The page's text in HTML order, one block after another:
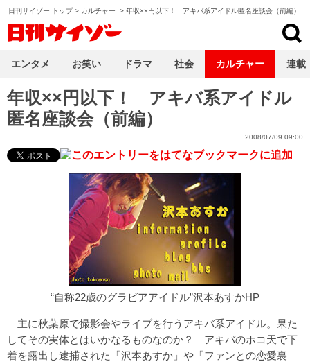
日刊サイゾー トップ> カルチャー > 年収××円以下！ アキバ系アイドル匿名座談会（前編）
年収××円以下！ アキバ系アイドル
匿名座談会（前編）
2008/07/09 09:00
“自称22歳のグラビアアイドル”沢本あすかHP
主に秋葉原で撮影会やライブを行うアキバ系アイドル。果た
してその実体とはいかなるものなのか？ アキバのホコ天で下
着を露出し逮捕された「沢本あすか」や「ファンとの恋愛裏
エンタメ お笑い ドラマ 社会 カルチャー 連載